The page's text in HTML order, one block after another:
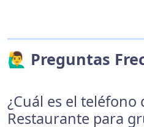
🙋‍♂️ Preguntas
¿Cuál es el teléfono
Restaurante para